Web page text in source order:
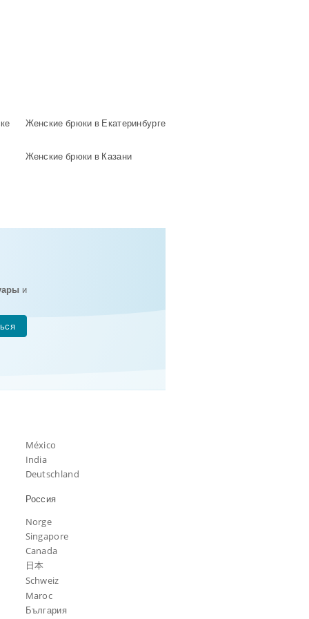
Женские брюки в Екатеринбурге
Женские брюки в Казани
и
México
India
Deutschland
Россия
Norge
Singapore
Canada
日本
Schweiz
Maroc
България